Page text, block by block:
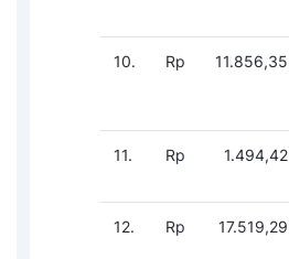
10. Rp 11.856,35
11. Rp 1.494,42
12. Rp 17.519,29